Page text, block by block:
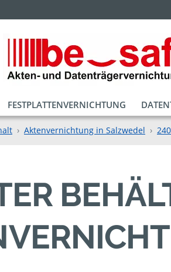
FESTPLATTENVERNICHTUNG
Aktenvernichtung in Salzwedel